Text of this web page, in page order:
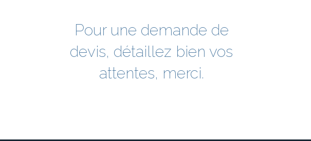
Pour une demande de
devis, détaillez bien vos
attentes, merci.